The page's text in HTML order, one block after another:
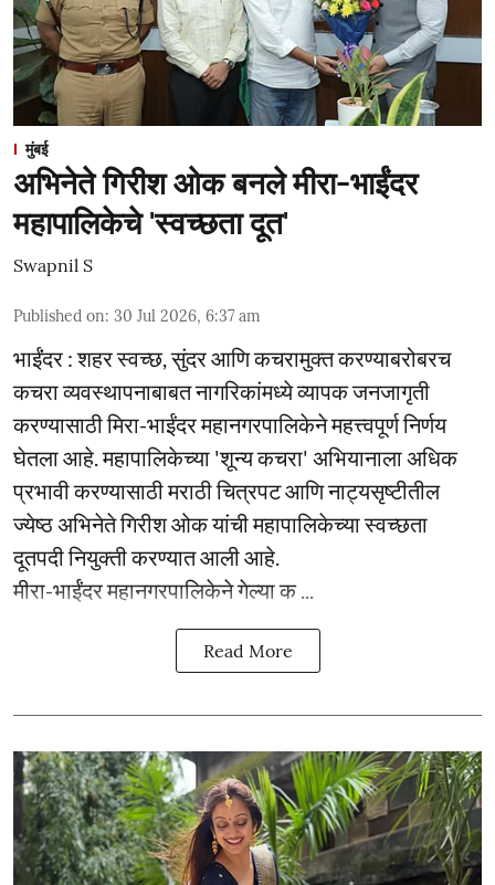
मुंबई
अभिनेते गिरीश ओक बनले मीरा-भाईंदर
महापालिकेचे 'स्वच्छता दूत'
Swapnil S
Published on: 30 Jul 2026, 6:37 am
भाईंंदर : शहर स्वच्छ, सुंदर आणि कचरामुक्त करण्याबरोबरच
कचरा व्यवस्थापनाबाबत नागरिकांमध्ये व्यापक जनजागृती
करण्यासाठी मिरा-भाईंदर महानगरपालिकेने महत्त्वपूर्ण निर्णय
घेतला आहे. महापालिकेच्या 'शून्य कचरा' अभियानाला अधिक
प्रभावी करण्यासाठी मराठी चित्रपट आणि नाट्यसृष्टीतील
ज्येष्ठ अभिनेते गिरीश ओक यांची महापालिकेच्या स्वच्छता
दूतपदी नियुक्ती करण्यात आली आहे.
मीरा-भाईंदर महानगरपालिकेने गेल्या क ...
Read More